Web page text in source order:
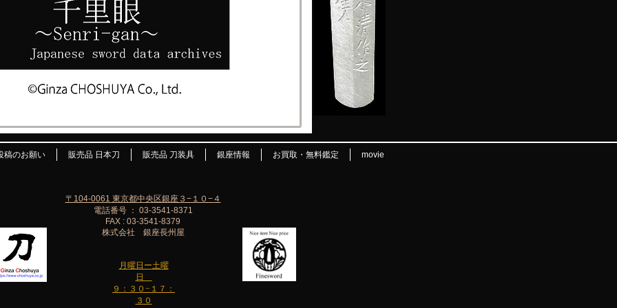
稿のお願い 販売品 日本刀 販売品 刀装具 銀座情報 お買取・無料鑑定 movie
月曜日ー土曜
日
９：３０−１７：
３０
〒104-0061 東京都中央区銀座３−１０−４
電話番号 ： 03-3541-8371
FAX : 03-3541-8379
株式会社 銀座長州屋